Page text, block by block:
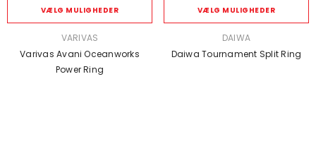
VÆLG MULIGHEDER
VARIVAS
Varivas Avani Oceanworks
Power Ring
VÆLG MULIGHEDER
DAIWA
Daiwa Tournament Split Ring